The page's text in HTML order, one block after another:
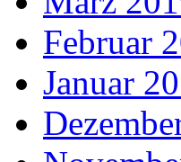
Februar
Januar